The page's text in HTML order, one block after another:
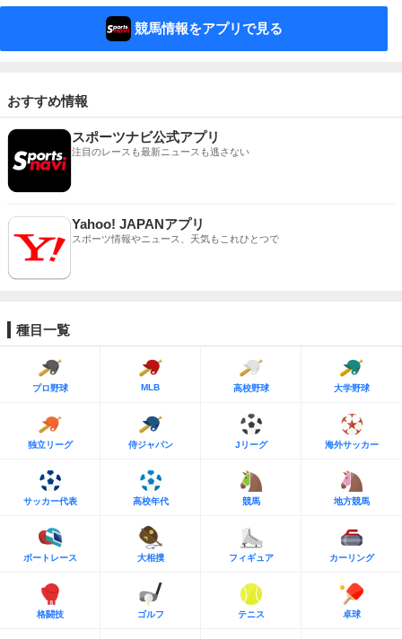
競馬情報をアプリで見る
おすすめ情報
スポーツナビ公式アプリ
注目のレースも最新ニュースも逃さない
Yahoo! JAPANアプリ
スポーツ情報やニュース、天気もこれひとつで
種目一覧
プロ野球 MLB 高校野球 大学野球
独立リーグ 侍ジャパン Jリーグ 海外サッカー
サッカー代表 高校年代 競馬 地方競馬
ボートレース 大相撲 フィギュア カーリング
格闘技 ゴルフ テニス 卓球